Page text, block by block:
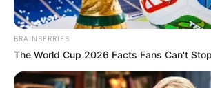
BRAINBERRIES
The World Cup 2026 Facts Fans Can't